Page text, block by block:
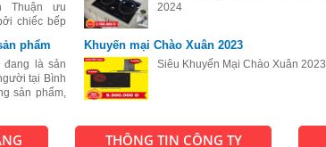
Thuận ưu
chiếc bếp
sang trọng
nhiều cô
phẩm
đang là sản
tại Bình
sản phẩm,
2024
Khuyến mại Chào Xuân 2023
Siêu Khuyến Mại Chào Xuân 2023
THÔNG TIN CÔNG TY